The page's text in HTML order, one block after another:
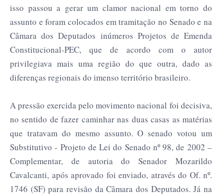
isso passou a gerar um clamor nacional em torno do
assunto e foram colocados em tramitação no Senado e na
Câmara dos Deputados inúmeros Projetos de Emenda
Constitucional-PEC, que de acordo com o autor
privilegiava mais uma região do que outra, dado as
diferenças regionais do imenso território brasileiro.
A pressão exercida pelo movimento nacional foi decisiva,
no sentido de fazer caminhar nas duas casas as matérias
que tratavam do mesmo assunto. O senado votou um
Substitutivo - Projeto de Lei do Senado nº 98, de 2002 –
Complementar, de autoria do Senador Mozarildo
Cavalcanti, após aprovado foi enviado, através do Of. nº.
1746 (SF) para revisão da Câmara dos Deputados. Já na